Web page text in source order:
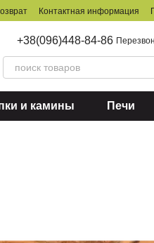
Контактная информация
+38(096)448-84-86
и камины Печи